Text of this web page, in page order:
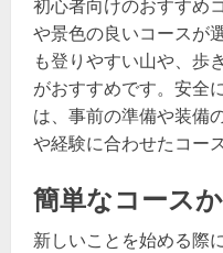
初心者向けのおすすめ
や景色の良いコースが
も登りやすい山や、歩
がおすすめです。安全
は、事前の準備や装備
や経験に合わせたコー
簡単なコース
新しいことを始める際